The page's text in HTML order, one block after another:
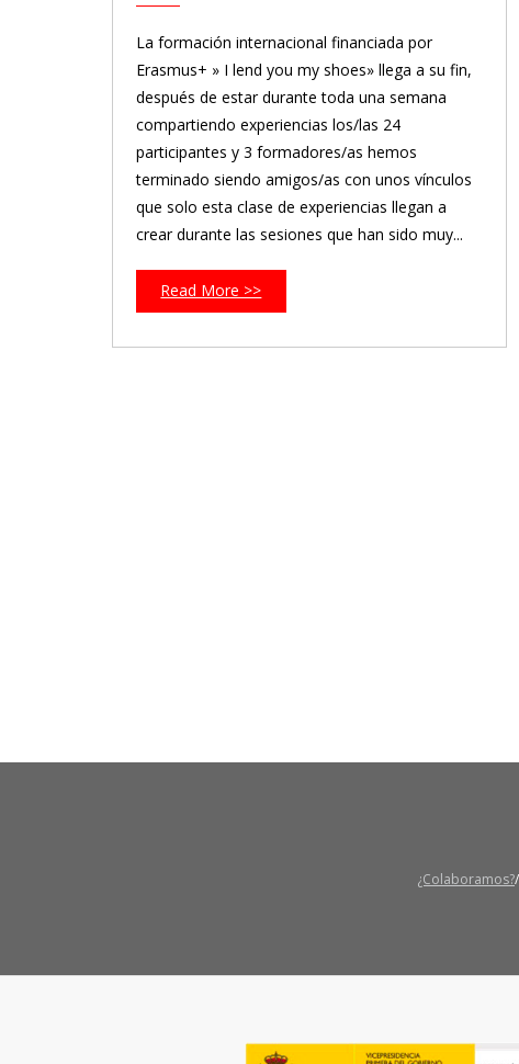
La formación internacional financiada por
Erasmus+ » I lend you my shoes» llega a su fin,
después de estar durante toda una semana
compartiendo experiencias los/las 24
participantes y 3 formadores/as hemos
terminado siendo amigos/as con unos vínculos
que solo esta clase de experiencias llegan a
crear durante las sesiones que han sido muy...
Read More >>
¿Colaboramos?